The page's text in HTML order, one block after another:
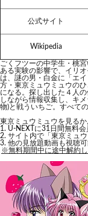
公式サイト
Wikipedia
ごくフツーの中学生・桃
ある実験の影響で、イリ
は、謎の男・白金に「エ
方・東京ミュウミュウの
になる。探し出した４人
しながら情報収集し、キ
物)と戦ういちご。すべて
東京ミュウミュウを見る
U-NEXTに31日間無料会
サイト内で「東京ミュ
他の見放題動画も視聴
※無料期間中に途中解約